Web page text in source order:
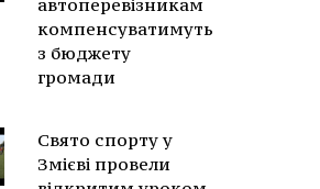
автоперевізникам
компенсуватимуть
з бюджету
громади
Свято спорту у
Змієві провели